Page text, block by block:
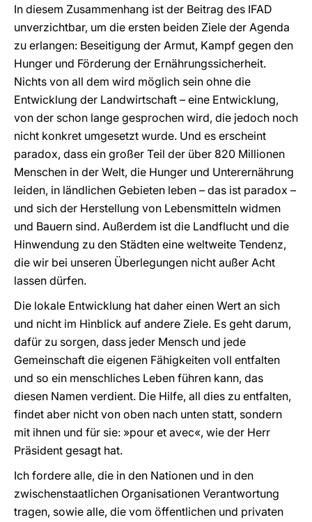
In diesem Zusammenhang ist der Beitrag des IFAD
unverzichtbar, um die ersten beiden Ziele der Agenda
zu erlangen: Beseitigung der Armut, Kampf gegen den
Hunger und Förderung der Ernährungssicherheit.
Nichts von all dem wird möglich sein ohne die
Entwicklung der Landwirtschaft – eine Entwicklung,
von der schon lange gesprochen wird, die jedoch noch
nicht konkret umgesetzt wurde. Und es erscheint
paradox, dass ein großer Teil der über 820 Millionen
Menschen in der Welt, die Hunger und Unterernährung
leiden, in ländlichen Gebieten leben – das ist paradox –
und sich der Herstellung von Lebensmitteln widmen
und Bauern sind. Außerdem ist die Landflucht und die
Hinwendung zu den Städten eine weltweite Tendenz,
die wir bei unseren Überlegungen nicht außer Acht
lassen dürfen.
Die lokale Entwicklung hat daher einen Wert an sich
und nicht im Hinblick auf andere Ziele. Es geht darum,
dafür zu sorgen, dass jeder Mensch und jede
Gemeinschaft die eigenen Fähigkeiten voll entfalten
und so ein menschliches Leben führen kann, das
diesen Namen verdient. Die Hilfe, all dies zu entfalten,
findet aber nicht von oben nach unten statt, sondern
mit ihnen und für sie: »pour et avec«, wie der Herr
Präsident gesagt hat.
Ich fordere alle, die in den Nationen und in den
zwischenstaatlichen Organisationen Verantwortung
tragen, sowie alle, die vom öffentlichen und privaten